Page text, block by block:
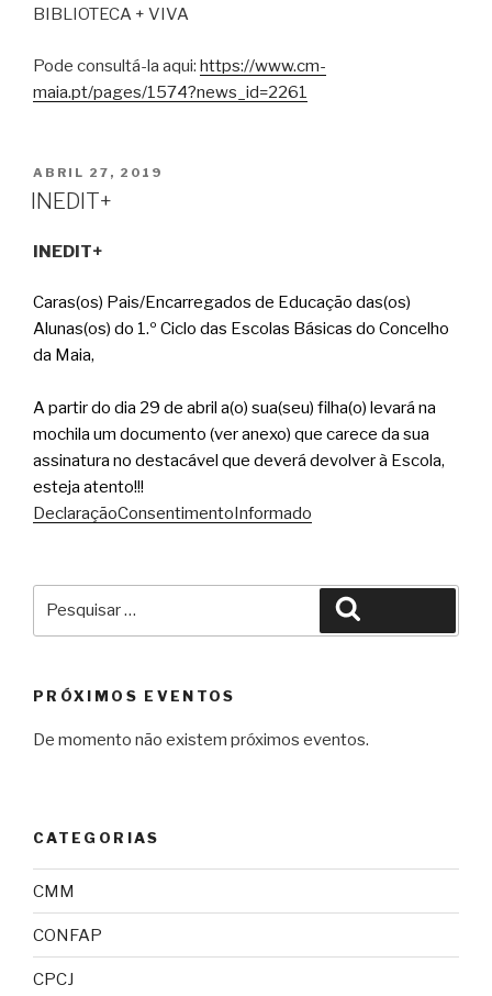
BIBLIOTECA + VIVA
Pode consultá-la aqui: https://www.cm-
maia.pt/pages/1574?news_id=2261
PUBLICADO
EM
ABRIL 27, 2019
INEDIT+
INEDIT+
Caras(os) Pais/Encarregados de Educação das(os)
Alunas(os) do 1.º Ciclo das Escolas Básicas do Concelho
da Maia,
A partir do dia 29 de abril a(o) sua(seu) filha(o) levará na
mochila um documento (ver anexo) que carece da sua
assinatura no destacável que deverá devolver à Escola,
esteja atento!!!
DeclaraçãoConsentimentoInformado
PRÓXIMOS EVENTOS
De momento não existem próximos eventos.
CATEGORIAS
CMM
CONFAP
CPCJ